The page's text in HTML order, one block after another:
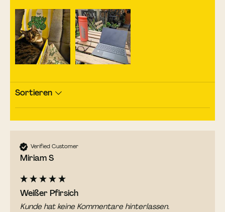
Sortieren
Verified Customer
Miriam S
Weißer Pfirsich
Kunde hat keine Kommentare hinterlassen.